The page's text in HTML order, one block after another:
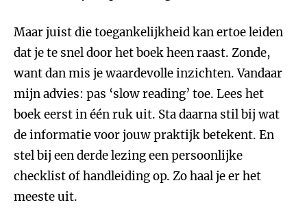
Maar juist die toegankelijkheid kan ertoe leiden
dat je te snel door het boek heen raast. Zonde,
want dan mis je waardevolle inzichten. Vandaar
mijn advies: pas ‘slow reading’ toe. Lees het
boek eerst in één ruk uit. Sta daarna stil bij wat
de informatie voor jouw praktijk betekent. En
stel bij een derde lezing een persoonlijke
checklist of handleiding op. Zo haal je er het
meeste uit.